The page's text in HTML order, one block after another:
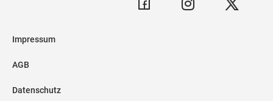
Impressum
AGB
Datenschutz